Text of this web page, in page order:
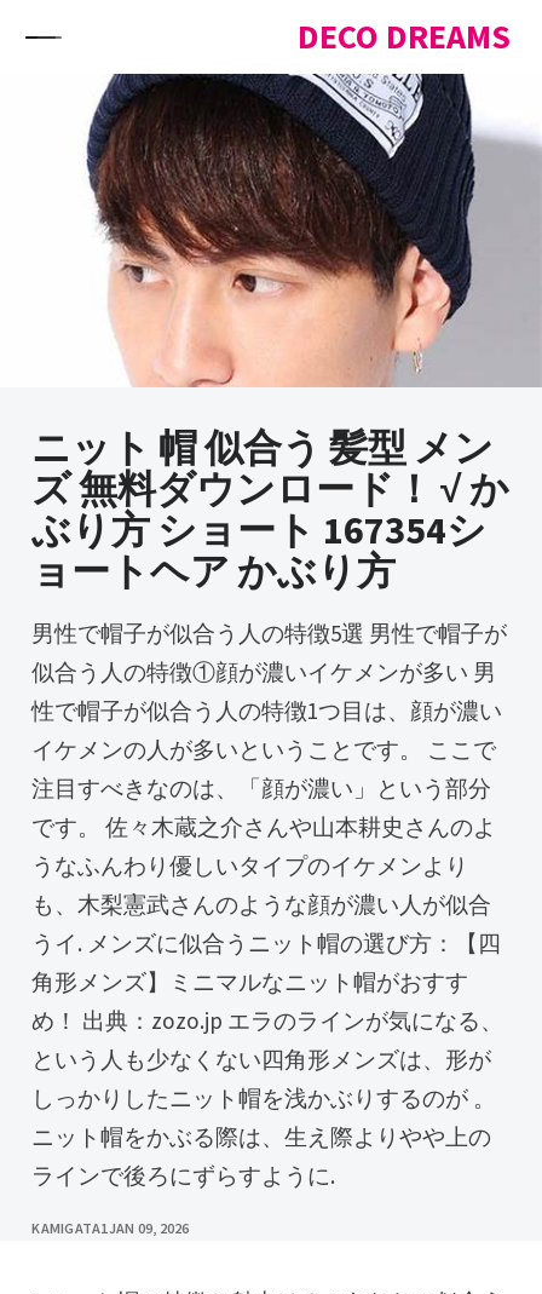
DECO DREAMS
ニット 帽 似合う 髪型 メン
ズ 無料ダウンロード！ √ か
ぶり方 ショート 167354シ
ョートヘア かぶり方
男性で帽子が似合う人の特徴5選 男性で帽子が
似合う人の特徴①顔が濃いイケメンが多い 男
性で帽子が似合う人の特徴1つ目は、顔が濃い
イケメンの人が多いということです。 ここで
注目すべきなのは、「顔が濃い」という部分
です。 佐々木蔵之介さんや山本耕史さんのよ
うなふんわり優しいタイプのイケメンより
も、木梨憲武さんのような顔が濃い人が似合
うイ. メンズに似合うニット帽の選び方：【四
角形メンズ】ミニマルなニット帽がおすす
め！ 出典：zozo.jp エラのラインが気になる、
という人も少なくない四角形メンズは、形が
しっかりしたニット帽を浅かぶりするのが 。
ニット帽をかぶる際は、生え際よりやや上の
ラインで後ろにずらすように.
KAMIGATA1JAN 09, 2026